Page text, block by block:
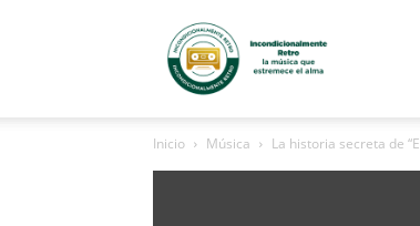
Incondicionalmente
Retro
Inicio Música La historia secreta de